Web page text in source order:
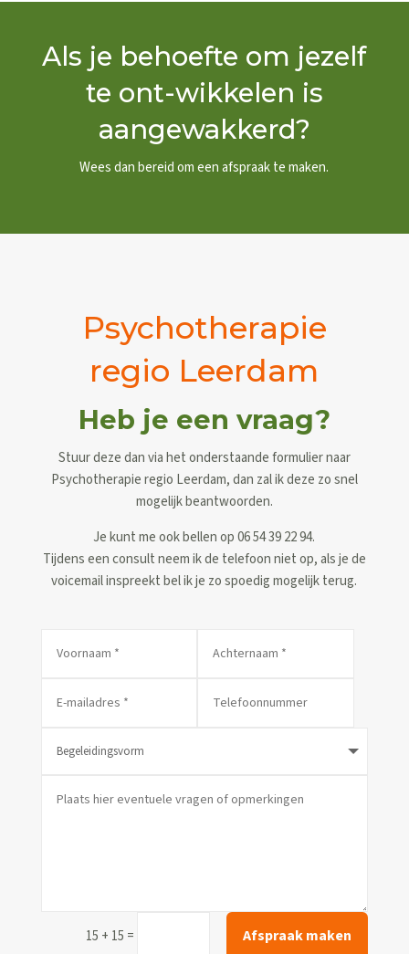
Als je behoefte om jezelf
te ont-wikkelen is
aangewakkerd?
Wees dan bereid om een afspraak te maken.
Psychotherapie
regio Leerdam
Heb je een vraag?
Stuur deze dan via het onderstaande formulier naar
Psychotherapie regio Leerdam, dan zal ik deze zo snel
mogelijk beantwoorden.
Je kunt me ook bellen op 06 54 39 22 94.
Tijdens een consult neem ik de telefoon niet op, als je de
voicemail inspreekt bel ik je zo spoedig mogelijk terug.
15 + 15 = Afspraak maken